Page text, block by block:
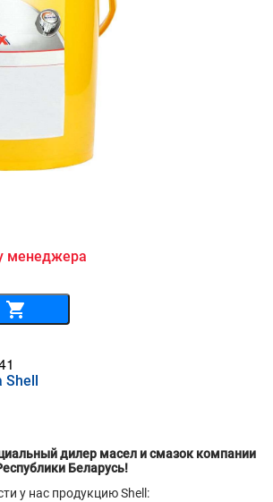
менеджера
Shell
дилер масел и смазок компании
Беларусь!
у нас продукцию Shell: